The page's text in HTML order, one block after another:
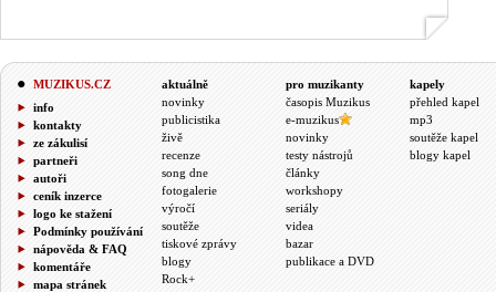
MUZIKUS.CZ
info
kontakty
ze zákulisí
partneři
autoři
ceník inzerce
logo ke stažení
Podmínky používání
nápověda & FAQ
komentáře
mapa stránek
aktuálně
novinky
publicistika
živě
recenze
song dne
fotogalerie
výročí
soutěže
tiskové zprávy
blogy
Rock+
pro muzikanty
časopis Muzikus
e-muzikus
novinky
testy nástrojů
články
workshopy
seriály
videa
bazar
publikace a DVD
kapely
přehled kapel
mp3
soutěže kapel
blogy kapel